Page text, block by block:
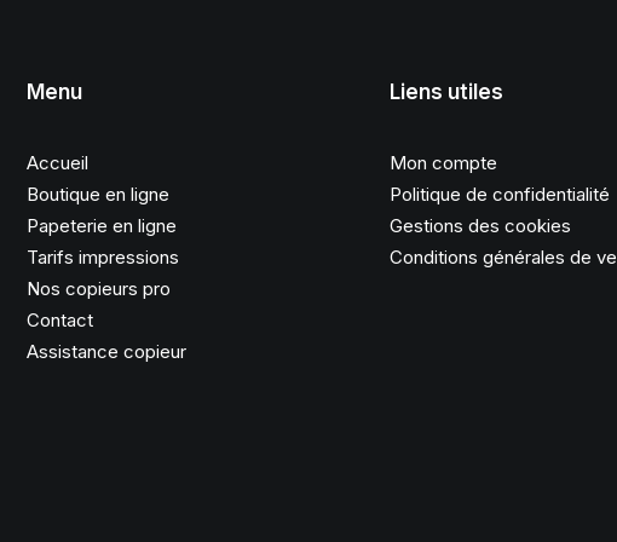
Menu
Accueil
Boutique en ligne
Papeterie en ligne
Tarifs impressions
Nos copieurs pro
Contact
Assistance copieur
Liens utiles
Mon compte
Politique de confidentialité
Gestions des cookies
Conditions générales de